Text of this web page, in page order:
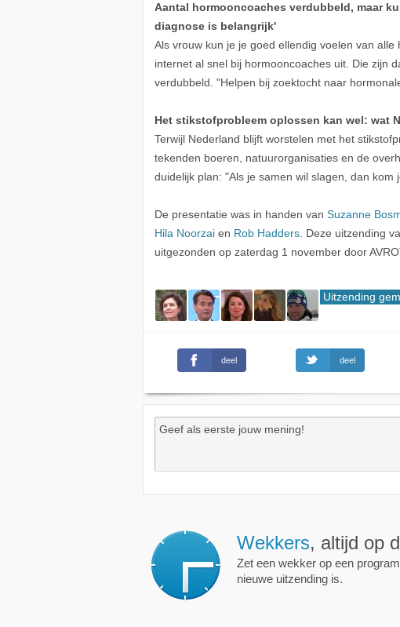
Aantal hormooncoaches verdubbeld, maar
diagnose is belangrijk'
Als vrouw kun je je goed ellendig voelen van
internet al snel bij hormooncoaches uit. Die zijn
verdubbeld. "Helpen bij zoektocht naar
Het stikstofprobleem oplossen kan wel: wat
Terwijl Nederland blijft worstelen met het
tekenden boeren, natuurorganisaties en de
duidelijk plan: "Als je samen wil slagen, dan kom
De presentatie was in handen van Suzanne
Hila Noorzai en Rob Hadders . Deze uitzending
uitgezonden op zaterdag 1 november door
Uitzending
deel deel
Wekkers, altijd op
Zet een wekker op een
nieuwe uitzending is.